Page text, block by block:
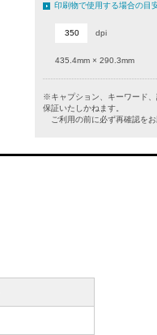
印刷物で使用する場合の目
dpi
435.4mm × 290.3mm
※キャプション、キーワード
保証いたしかねます。
ご利用の前に必ず再確認をお